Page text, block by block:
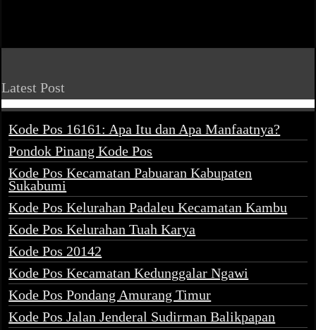
Latest Post
Kode Pos 16161: Apa Itu dan Apa Manfaatnya?
Pondok Pinang Kode Pos
Kode Pos Kecamatan Pabuaran Kabupaten
Sukabumi
Kode Pos Kelurahan Padaleu Kecamatan Kambu
Kode Pos Kelurahan Tuah Karya
Kode Pos 20142
Kode Pos Kecamatan Kedunggalar Ngawi
Kode Pos Pondang Amurang Timur
Kode Pos Jalan Jenderal Sudirman Balikpapan